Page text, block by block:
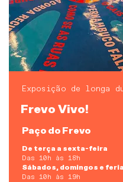
Exposição de longa
Frevo Vivo!
Paço do Frevo
De terça a sexta-feira
Das 10h às 18h
Sábados, domingos e
Das 10h às 19h